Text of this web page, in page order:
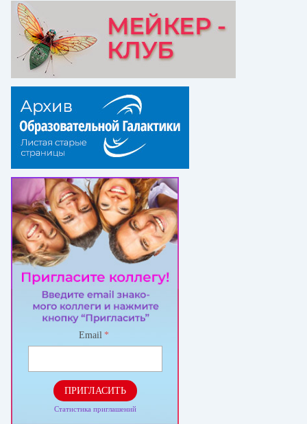
Email *
ПРИГЛАСИТЬ
Статистика приглашений